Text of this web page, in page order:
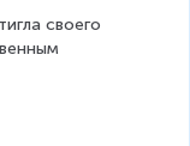
своего